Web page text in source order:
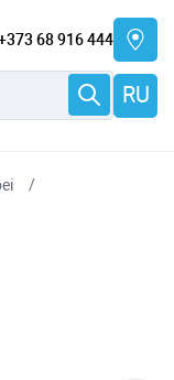
68 916 444
RU